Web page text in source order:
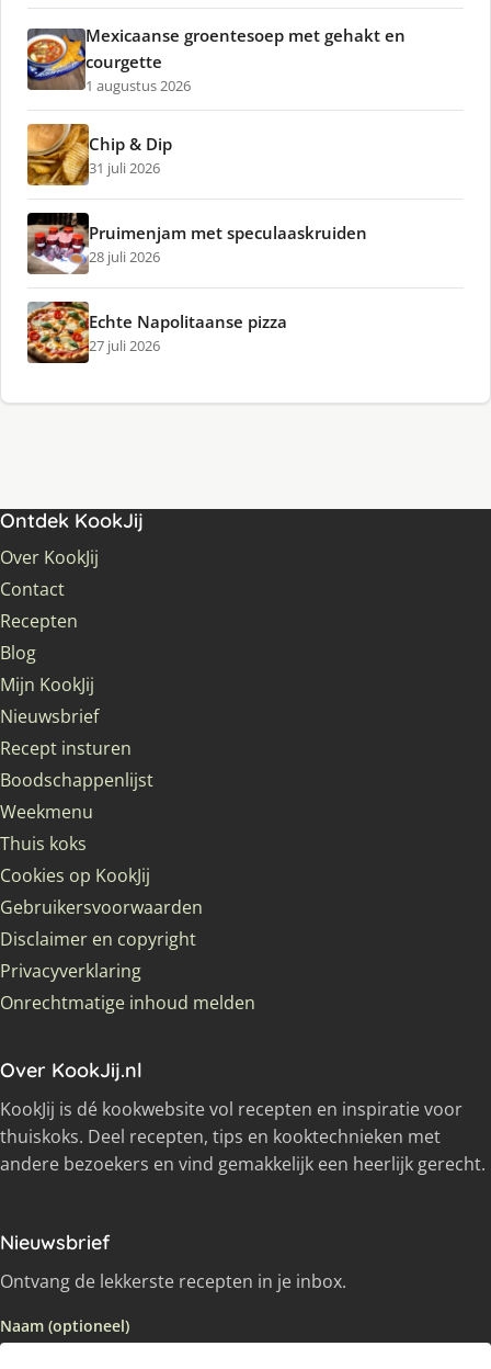
Mexicaanse groentesoep met gehakt en
courgette
1 augustus 2026
Chip & Dip
31 juli 2026
Pruimenjam met speculaaskruiden
28 juli 2026
Echte Napolitaanse pizza
27 juli 2026
Ontdek KookJij
Over KookJij
Contact
Recepten
Blog
Mijn KookJij
Nieuwsbrief
Recept insturen
Boodschappenlijst
Weekmenu
Thuis koks
Cookies op KookJij
Gebruikersvoorwaarden
Disclaimer en copyright
Privacyverklaring
Onrechtmatige inhoud melden
Over KookJij.nl
KookJij is dé kookwebsite vol recepten en inspiratie voor
thuiskoks. Deel recepten, tips en kooktechnieken met
andere bezoekers en vind gemakkelijk een heerlijk gerecht.
Nieuwsbrief
Ontvang de lekkerste recepten in je inbox.
Naam (optioneel)